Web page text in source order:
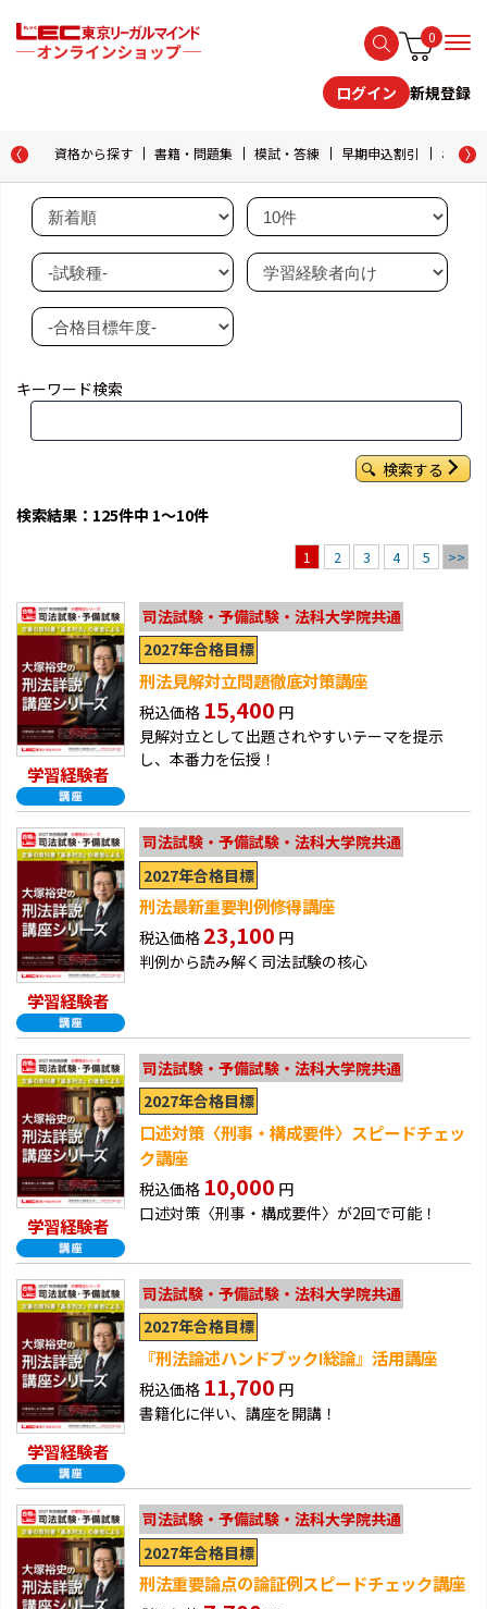
0
ログイン 新規登録
資格から探す 書籍・問題集 模試・答練 早期申込割引 おため
キーワード検索
検索する
検索結果：125件中 1～10件
1 2 3 4 5 >>
学習経験者
司法試験・予備試験・法科大学院共通
2027年合格目標
刑法見解対立問題徹底対策講座
税込価格 15,400 円
見解対立として出題されやすいテーマを提示
し、本番力を伝授！
学習経験者
司法試験・予備試験・法科大学院共通
2027年合格目標
刑法最新重要判例修得講座
税込価格 23,100 円
判例から読み解く司法試験の核心
学習経験者
司法試験・予備試験・法科大学院共通
2027年合格目標
口述対策〈刑事・構成要件〉スピードチェッ
ク講座
税込価格 10,000 円
口述対策〈刑事・構成要件〉が2回で可能！
学習経験者
司法試験・予備試験・法科大学院共通
2027年合格目標
『刑法論述ハンドブックⅠ総論』活用講座
税込価格 11,700 円
書籍化に伴い、講座を開講！
司法試験・予備試験・法科大学院共通
2027年合格目標
刑法重要論点の論証例スピードチェック講座